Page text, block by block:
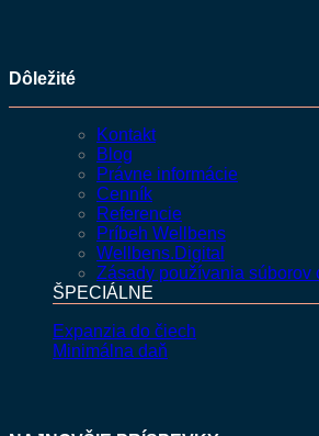
Dôležité
Kontakt
Blog
Právne informácie
Cenník
Referencie
Príbeh Wellbens
Wellbens.Digital
Zásady používania súborov
ŠPECIÁLNE
Expanzia do čiech
Minimálna daň